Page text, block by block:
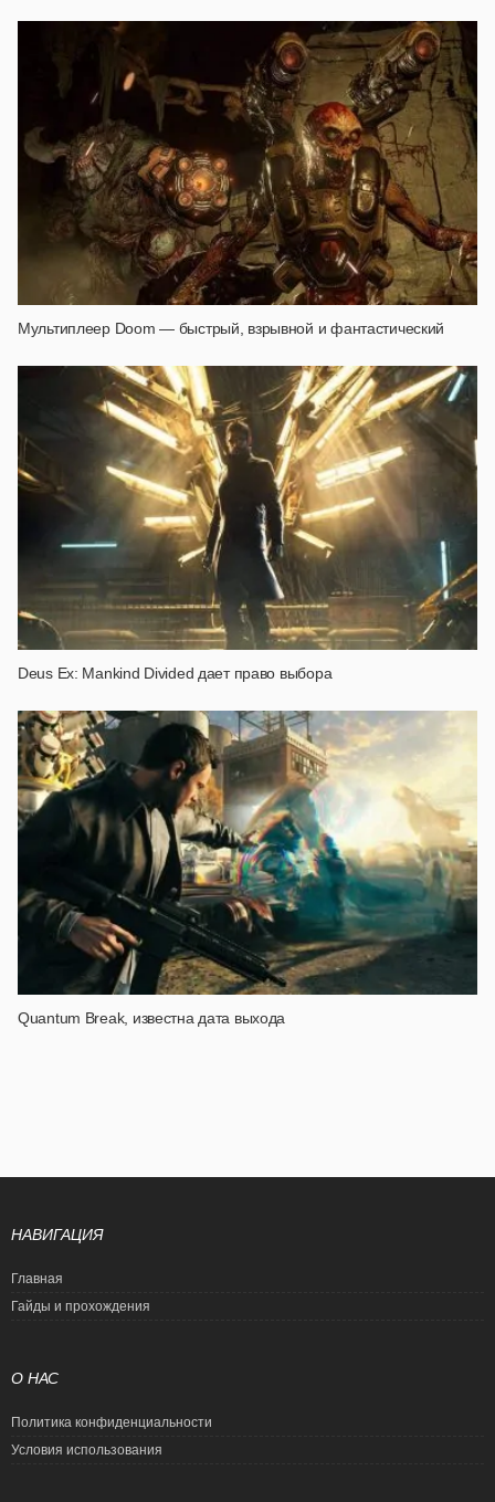
Мультиплеер Doom — быстрый, взрывной и фантастический
Deus Ex: Mankind Divided дает право выбора
Quantum Break, известна дата выхода
НАВИГАЦИЯ
Главная
Гайды и прохождения
О НАС
Политика конфиденциальности
Условия использования